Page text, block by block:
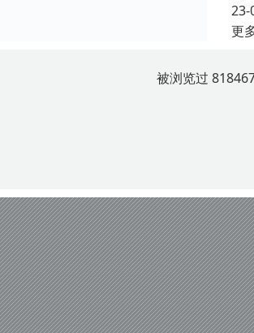
23-
更
被浏览过